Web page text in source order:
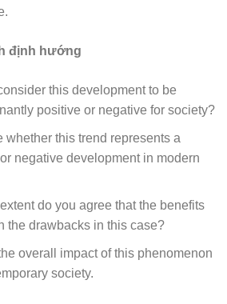
định hướng
this development to be
positive or negative for society?
whether this trend represents a
negative development in modern
do you agree that the benefits
the drawbacks in this case?
overall impact of this phenomenon
society.